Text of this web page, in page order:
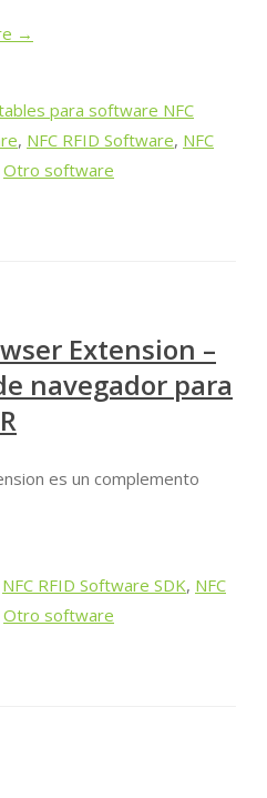
→
para software NFC
, NFC RFID Software, NFC
Otro software
Extension –
navegador para
es un complemento
NFC RFID Software SDK, NFC
Otro software